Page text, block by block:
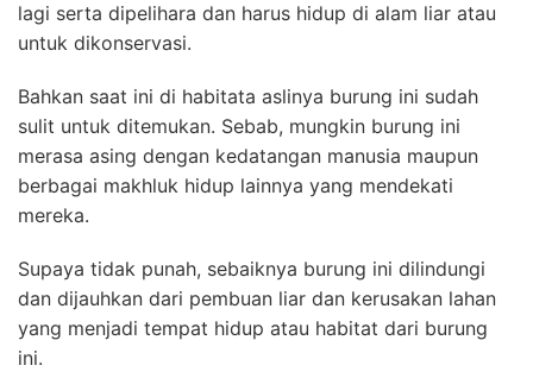
lagi serta dipelihara dan harus hidup di alam liar atau
untuk dikonservasi.
Bahkan saat ini di habitata aslinya burung ini sudah
sulit untuk ditemukan. Sebab, mungkin burung ini
merasa asing dengan kedatangan manusia maupun
berbagai makhluk hidup lainnya yang mendekati
mereka.
Supaya tidak punah, sebaiknya burung ini dilindungi
dan dijauhkan dari pembuan liar dan kerusakan lahan
yang menjadi tempat hidup atau habitat dari burung
ini.